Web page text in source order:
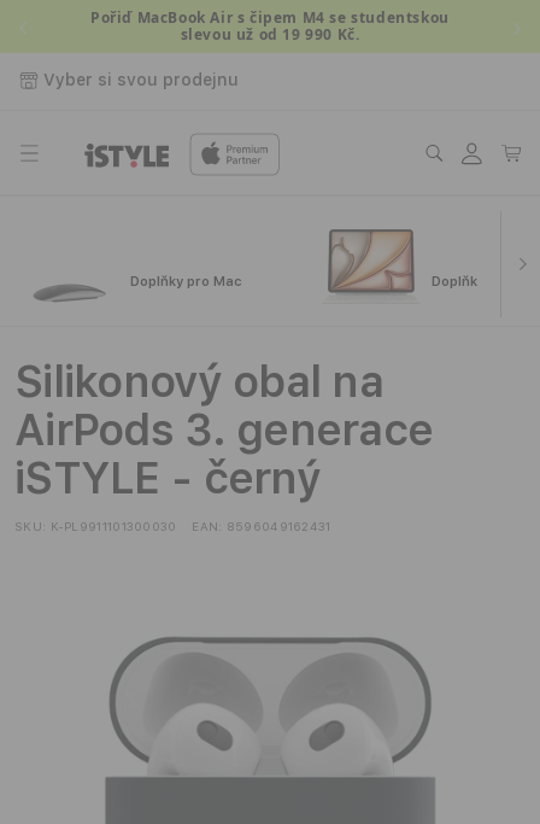
Přejít kPořiď MacBook Air s čipem M4 se studentskou
slevou už od 19 990 Kč.
Vyber si svou prodejnu
Přihlásit
se
Košík
Doplňky pro Mac Doplňky pro
Silikonový obal na
AirPods 3. generace
iSTYLE - černý
SKU: K-PL9911101300030 EAN: 8596049162431